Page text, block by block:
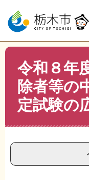
ー
の
先
ニ
ー
を
へ
トップページ >分類
学校・中学校 > 令和
卒業程度認定試験の
令和８年
除者等の
定試験の